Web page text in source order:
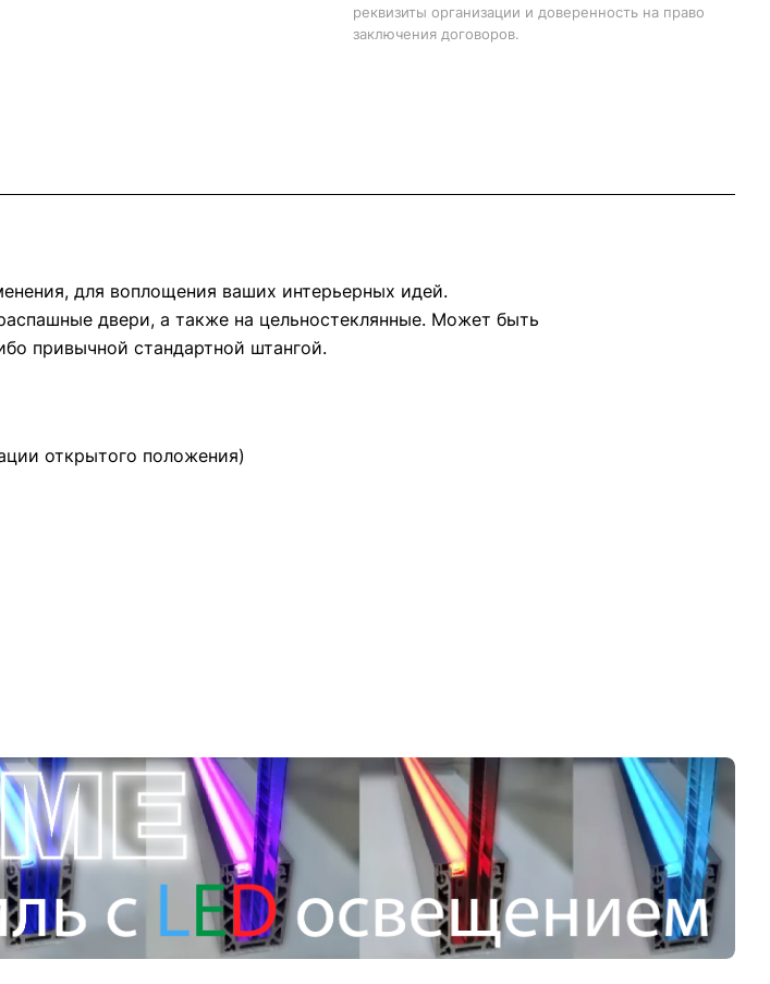
реквизиты организации и доверенность на право
заключения договоров.
для воплощения ваших интерьерных идей.
двери, а также на цельностеклянные. Может быть
привычной стандартной штангой.
открытого положения)